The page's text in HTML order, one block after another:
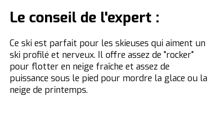
Le conseil de l'expert :
Ce ski est parfait pour les skieuses qui aiment un
ski profilé et nerveux. Il offre assez de "rocker"
pour flotter en neige fraîche et assez de
puissance sous le pied pour mordre la glace ou la
neige de printemps.